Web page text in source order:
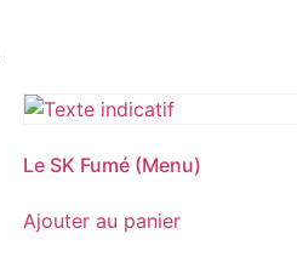
Le SK Fumé (Menu)
Ajouter au panier